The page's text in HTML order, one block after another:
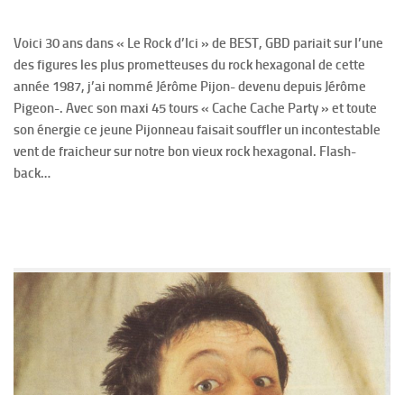
Voici 30 ans dans « Le Rock d’Ici » de BEST, GBD pariait sur l’une
des figures les plus prometteuses du rock hexagonal de cette
année 1987, j’ai nommé Jérôme Pijon- devenu depuis Jérôme
Pigeon-. Avec son maxi 45 tours « Cache Cache Party » et toute
son énergie ce jeune Pijonneau faisait souffler un incontestable
vent de fraicheur sur notre bon vieux rock hexagonal. Flash-
back…